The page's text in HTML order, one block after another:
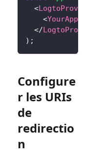
<LogtoProvider
<YourAppContent
</LogtoProvider
) ;
Configure
r les URIs
de
redirectio
n